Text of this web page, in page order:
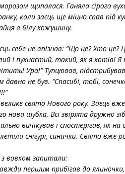
щипалася. Ганяла сірого
коли заєць ще міцно спав під
в білу кожушину.
себе не впізнав: “Що це? Хто
і пухнастий, такий, як я хотів! Я
Ура!” Тупцював,
не був. “Спасибі, тобі,
свято Нового року. Заєць
нова шубка. Всі звірята дружно
вичікував і спостерігав, як
снігурі, синички. Свято вже
з вовком запитали:
першим прибігав до